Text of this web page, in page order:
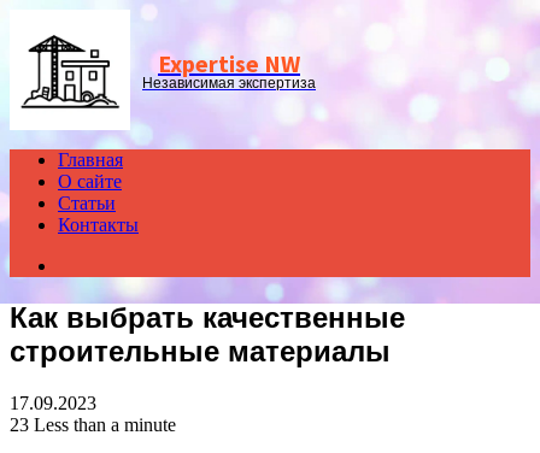
Expertise NW
Независимая экспертиза
Главная
О сайте
Статьи
Контакты
Как выбрать качественные
строительные материалы
17.09.2023
23 Less than a minute